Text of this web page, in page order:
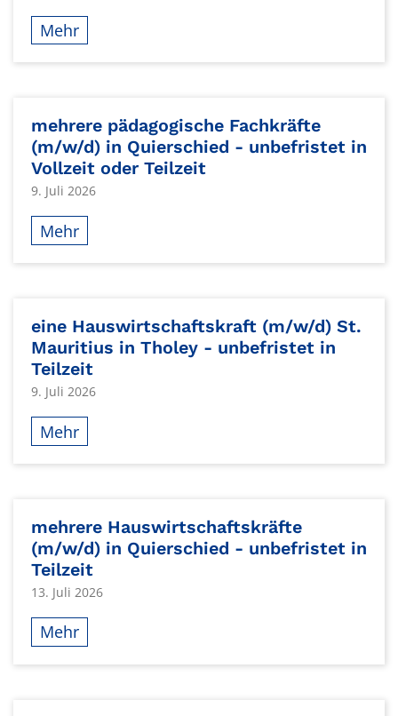
Mehr
mehrere pädagogische Fachkräfte
(m/w/d) in Quierschied - unbefristet in
Vollzeit oder Teilzeit
9. Juli 2026
Mehr
eine Hauswirtschaftskraft (m/w/d) St.
Mauritius in Tholey - unbefristet in
Teilzeit
9. Juli 2026
Mehr
mehrere Hauswirtschaftskräfte
(m/w/d) in Quierschied - unbefristet in
Teilzeit
13. Juli 2026
Mehr